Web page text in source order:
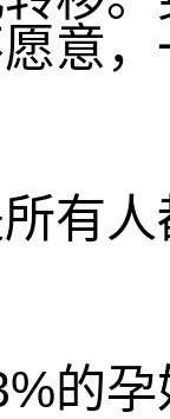
意
有
的